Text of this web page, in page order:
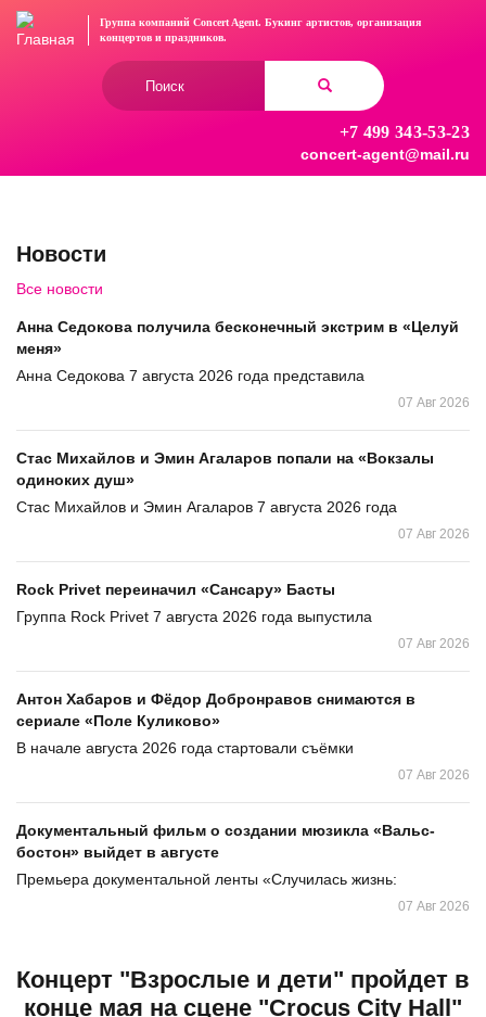
Перейти
Группа компаний Concert Agent. Букинг артистов, организация
концертови праздников.
+7 499 343-53-23
concert-agent@mail.ru
Новости
Все новости
Анна Седокова получила бесконечный экстрим в «Целуй
меня»
Анна Седокова 7 августа 2026 года представила
07 Авг 2026
Стас Михайлов и Эмин Агаларов попали на «Вокзалы
одиноких душ»
Стас Михайлов и Эмин Агаларов 7 августа 2026 года
07 Авг 2026
Rock Privet переиначил «Сансару» Басты
Группа Rock Privet 7 августа 2026 года выпустила
07 Авг 2026
Антон Хабаров и Фёдор Добронравов снимаются в
сериале «Поле Куликово»
В начале августа 2026 года стартовали съёмки
07 Авг 2026
Документальный фильм о создании мюзикла «Вальс-
бостон» выйдет в августе
Премьера документальной ленты «Случилась жизнь:
07 Авг 2026
Концерт "Взрослые и дети" пройдет в
конце мая на сцене "Crocus City Hall"